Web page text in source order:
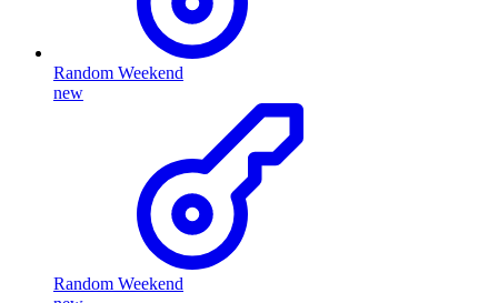
Random Weekend
new
Random Weekend